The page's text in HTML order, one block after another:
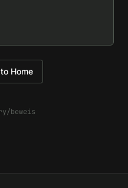
Home
beweis